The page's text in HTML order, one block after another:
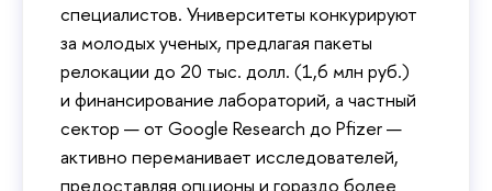
специалистов. Университеты конкурируют
за молодых ученых, предлагая пакеты
релокации до 20 тыс. долл. (1,6 млн руб.)
и финансирование лабораторий, а частный
сектор — от Google Research до Pfizer —
активно переманивает исследователей,
предоставляя опционы и гораздо более